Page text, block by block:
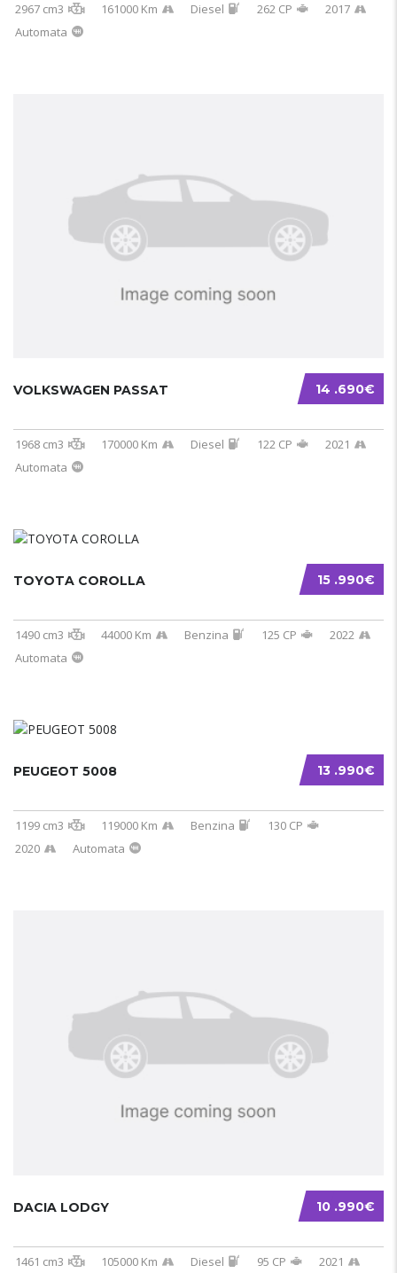
2967 cm3 161000 Km Diesel 262 CP
2017
Automata
14 .690€
VOLKSWAGEN PASSAT
1968 cm3 170000 Km Diesel 122 CP
2021
Automata
15 .990€
TOYOTA COROLLA
1490 cm3 44000 Km Benzina 125 CP
2022
Automata
13 .990€
PEUGEOT 5008
1199 cm3 119000 Km Benzina
130 CP
2020
Automata
10 .990€
DACIA LODGY
1461 cm3 105000 Km Diesel 95 CP
2021